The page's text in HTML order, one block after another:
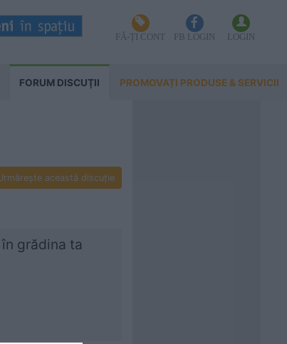
FĂ-ȚI CONT FB LOGIN LOGIN
FORUM DISCUŢII PROMOVAȚI PRODUSE & SERVICII
această discuţie
grădina ta